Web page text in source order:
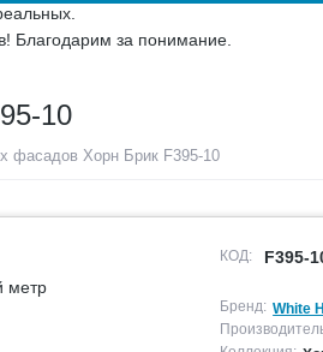
Благодарим за понимание.
10
фасадов Хорн Брик F395-10
метр
КОД: F395-
Бренд: White